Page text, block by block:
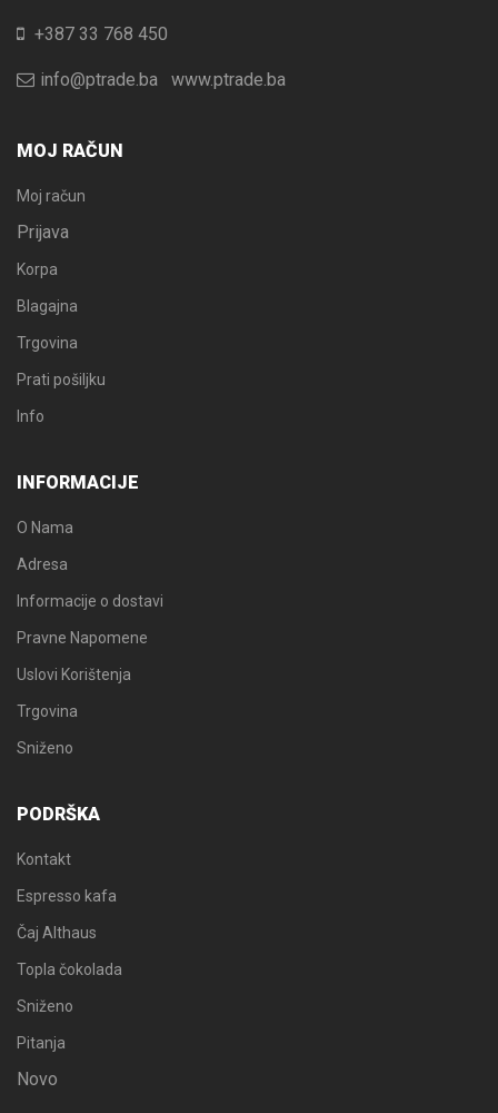
+387 33 768 450
info@ptrade.ba www.ptrade.ba
MOJ RAČUN
Moj račun
Prijava
Korpa
Blagajna
Trgovina
Prati pošiljku
Info
INFORMACIJE
O Nama
Adresa
Informacije o dostavi
Pravne Napomene
Uslovi Korištenja
Trgovina
Sniženo
PODRŠKA
Kontakt
Espresso kafa
Čaj Althaus
Topla čokolada
Sniženo
Pitanja
Novo